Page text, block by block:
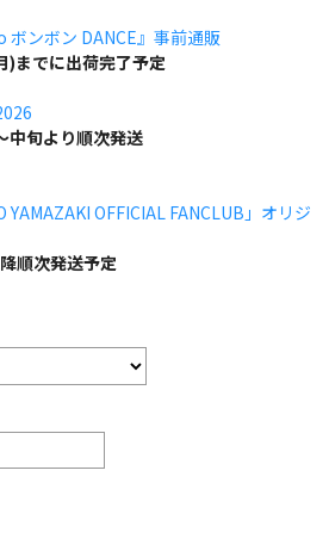
ボンボン DANCE』事前通販
)までに出荷完了予定
中旬より順次発送
OFFICIAL FANCLUB」オリジ
順次発送予定